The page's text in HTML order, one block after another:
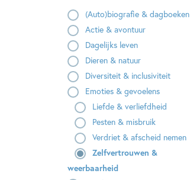
(Auto)biografie & dagboeken
Actie & avontuur
Dagelijks leven
Dieren & natuur
Diversiteit & inclusiviteit
Emoties & gevoelens
Liefde & verliefdheid
Pesten & misbruik
Verdriet & afscheid nemen
Zelfvertrouwen &
weerbaarheid